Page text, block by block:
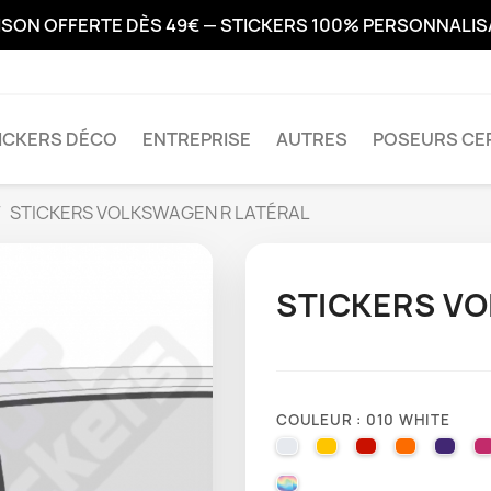
OFFERTE DÈS 49€ — STICKERS 100%
DÉCO ENTREPRISE AUTRES POSEURS
STICKERS VOLKSWAGEN R LATÉRAL
STICKERS
COULEUR : 010 WHITE
010 WHITE025 BRIMSTONE
031 RED035 040
000 HOLOGRAPHIQUE